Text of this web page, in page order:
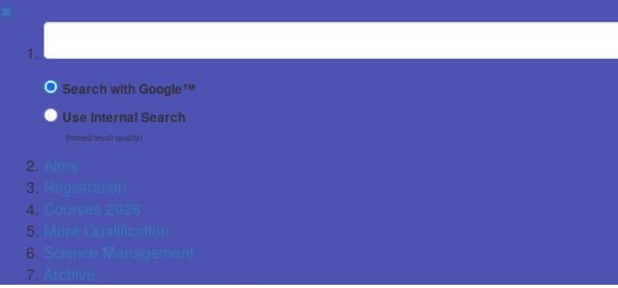
✖
Suchbegriff
Search with Google™
Use Internal Search
(limited result quality)
Aims
Registration
Courses 2026
More Qualification
Science Management
Archive